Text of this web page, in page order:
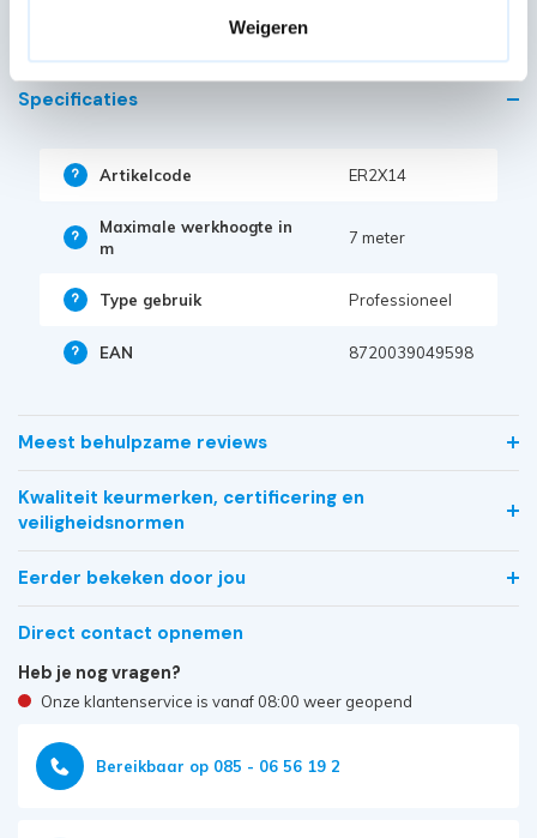
Weigeren
Specificaties
Artikelcode ER2X14
Maximale werkhoogte in
m
7 meter
Type gebruik Professioneel
EAN 8720039049598
Meest behulpzame reviews
Kwaliteit keurmerken, certificering en
veiligheidsnormen
Eerder bekeken door jou
Direct contact opnemen
Heb je nog vragen?
Onze klantenservice is vanaf 08:00 weer geopend
Bereikbaar op 085 - 06 56 19 2